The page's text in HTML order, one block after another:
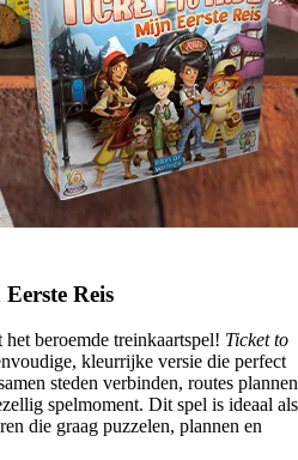
Reis
beroemde treinkaartspel! Ticket to
kleurrijke versie die perfect
steden verbinden, routes plannen
spelmoment. Dit spel is ideaal als
die graag puzzelen, plannen en